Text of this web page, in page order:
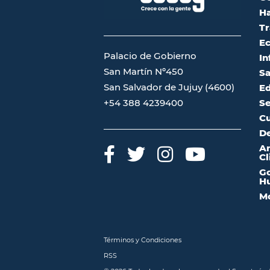
Palacio de Gobierno
San Martín Nº450
San Salvador de Jujuy (4600)
+54 388 4239400
Términos y Condiciones
RSS